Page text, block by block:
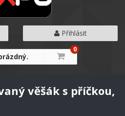
Přihlásit
0
věšák s příčkou,